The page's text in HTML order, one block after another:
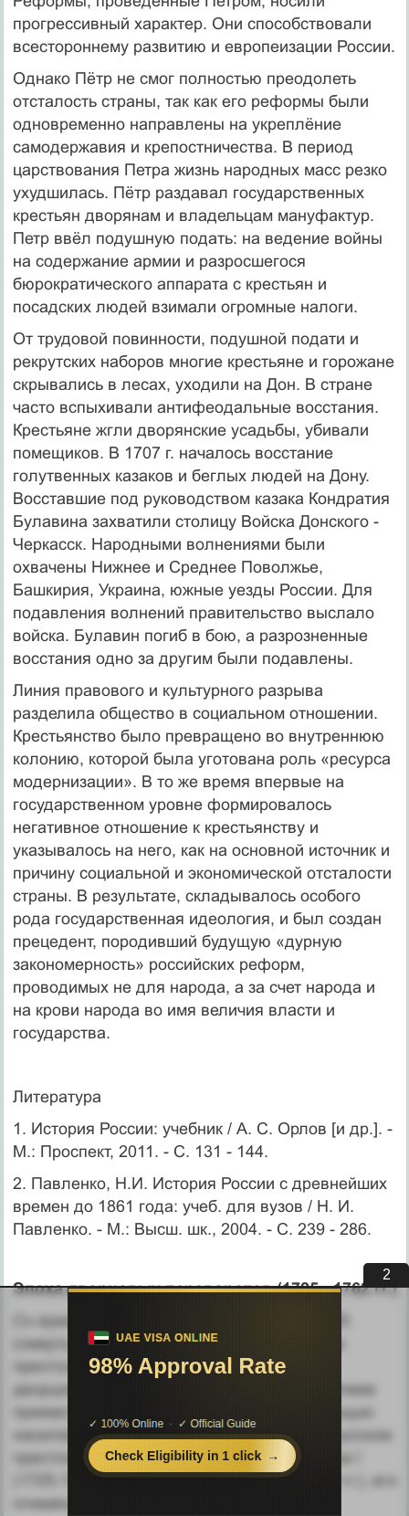
прогрессивный характер. Они способствовали
всестороннему развитию и европеизации России.
Однако Пётр не смог полностью преодолеть
отсталость страны, так как его реформы были
одновременно направлены на укреплёние
самодержавия и крепостничества. В период
царствования Петра жизнь народных масс резко
ухудшилась. Пётр раздавал государственных
крестьян дворянам и владельцам мануфактур.
Петр ввёл подушную подать: на ведение войны
на содержание армии и разросшегося
бюрократического аппарата с крестьян и
посадских людей взимали огромные налоги.
От трудовой повинности, подушной подати и
рекрутских наборов многие крестьяне и горожане
скрывались в лесах, уходили на Дон. В стране
часто вспыхивали антифеодальные восстания.
Крестьяне жгли дворянские усадьбы, убивали
помещиков. В 1707 г. началось восстание
голутвенных казаков и беглых людей на Дону.
Восставшие под руководством казака Кондратия
Булавина захватили столицу Войска Донского -
Черкасск. Народными волнениями были
охвачены Нижнее и Среднее Поволжье,
Башкирия, Украина, южные уезды России. Для
подавления волнений правительство выслало
войска. Булавин погиб в бою, а разрозненные
восстания одно за другим были подавлены.
Линия правового и культурного разрыва
разделила общество в социальном отношении.
Крестьянство было превращено во внутреннюю
колонию, которой была уготована роль «ресурса
модернизации». В то же время впервые на
государственном уровне формировалось
негативное отношение к крестьянству и
указывалось на него, как на основной источник и
причину социальной и экономической отсталости
страны. В результате, складывалось особого
рода государственная идеология, и был создан
прецедент, породивший будущую «дурную
закономерность» российских реформ,
проводимых не для народа, а за счет народа и
на крови народа во имя величия власти и
государства.
Литература
1. История России: учебник / А. С. Орлов [и др.]. -
М.: Проспект, 2011. - С. 131 - 144.
2. Павленко, Н.И. История России с древнейших
времен до 1861 года: учеб. для вузов / Н. И.
Павленко. - М.: Высш. шк., 2004. - С. 239 - 286.
Эпоха дворцовых переворотов (1725 - 1762 гг.)
Со времен В.О. Ключевского период с 1725
(смерть Петра I) по 1762 гг. (восшествие на
престол Екатерины II) называют «эпохой
дворцовых переворотов», поскольку проблема
преемственности власти решалась с помощью
насилия и гвардии. С 1725 по 1761 гг. на русском
престоле побывали вдова Петра Екатерина I
(1725-1727 гг.), его внук Петр II (1727-1730 гг.), его
племянница герцогиня курляндская Анна
1